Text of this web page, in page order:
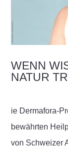
WENN
NATUR
ie Dermafora-
bewährten
von Schweizer